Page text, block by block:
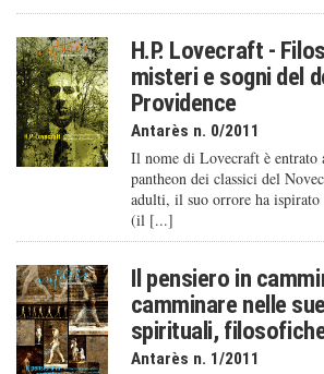
H.P. Lovecraft -
misteri e sogni del
Providence
Antarès n. 0/2011
Il nome di Lovecraft è entrato
pantheon dei classici del
adulti, il suo orrore ha
(il [...]
Il pensiero in
camminare nelle
spirituali,
Antarès n. 1/2011